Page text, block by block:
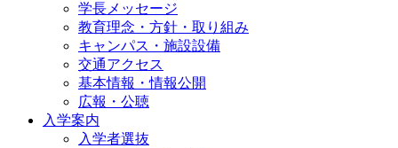
学長メッセージ
教育理念・方針・取り組み
キャンパス・施設設備
交通アクセス
基本情報・情報公開
広報・公聴
入学案内
入学者選抜